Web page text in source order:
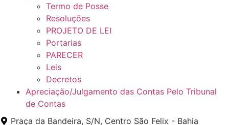
Termo de Posse
Resoluções
PROJETO DE LEI
Portarias
PARECER
Leis
Decretos
Apreciação/Julgamento das Contas Pelo Tribunal
de Contas
Praça da Bandeira, S/N, Centro São Felix - Bahia